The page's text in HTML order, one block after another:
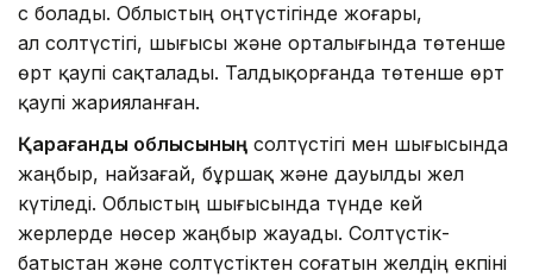
с болады. Облыстың оңтүстігінде жоғары,
ал солтүстігі, шығысы және орталығында төтенше
өрт қаупі сақталады. Талдықорғанда төтенше өрт
қаупі жарияланған.
Қарағанды облысының солтүстігі мен шығысында
жаңбыр, найзағай, бұршақ және дауылды жел
күтіледі. Облыстың шығысында түнде кей
жерлерде нөсер жаңбыр жауады. Солтүстік-
батыстан және солтүстіктен соғатын желдің екпіні